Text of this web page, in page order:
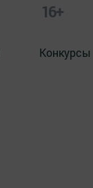
16+
Конкурсы